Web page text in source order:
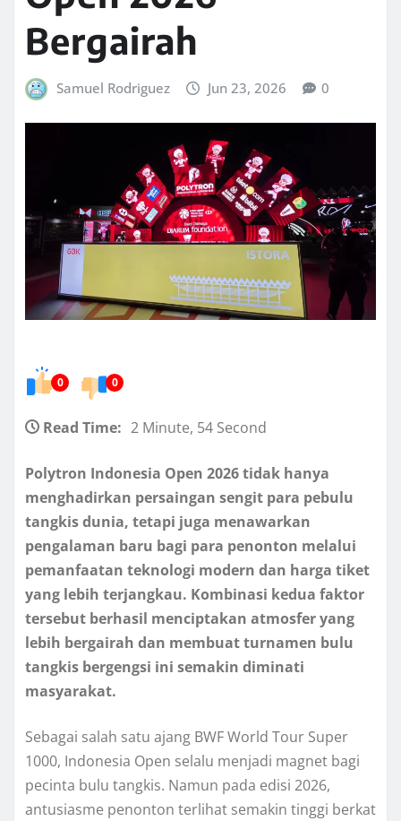
Bergairah
Samuel Rodriguez Jun 23, 2026 0
0 0
Read Time: 2 Minute, 54 Second
Polytron Indonesia Open 2026 tidak hanya
menghadirkan persaingan sengit para pebulu
tangkis dunia, tetapi juga menawarkan
pengalaman baru bagi para penonton melalui
pemanfaatan teknologi modern dan harga tiket
yang lebih terjangkau. Kombinasi kedua faktor
tersebut berhasil menciptakan atmosfer yang
lebih bergairah dan membuat turnamen bulu
tangkis bergengsi ini semakin diminati
masyarakat.
Sebagai salah satu ajang BWF World Tour Super
1000, Indonesia Open selalu menjadi magnet bagi
pecinta bulu tangkis. Namun pada edisi 2026,
antusiasme penonton terlihat semakin tinggi berkat